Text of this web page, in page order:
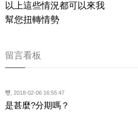
以上這些情況都可以來我
幫您扭轉情勢
留言看板
璽 2018-02-06 16:55:47
是甚麼?分期嗎？